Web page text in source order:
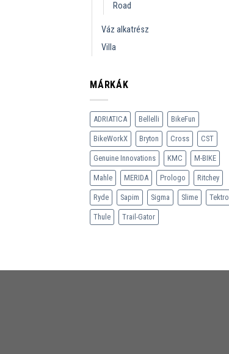
Road
Váz alkatrész
Villa
MÁRKÁK
ADRIATICA Bellelli BikeFun
BikeWorkX Bryton Cross CST
Genuine Innovations KMC M-BIKE
Mahle MERIDA Prologo Ritchey
Ryde Sapim Sigma Slime Tektro
Thule Trail-Gator